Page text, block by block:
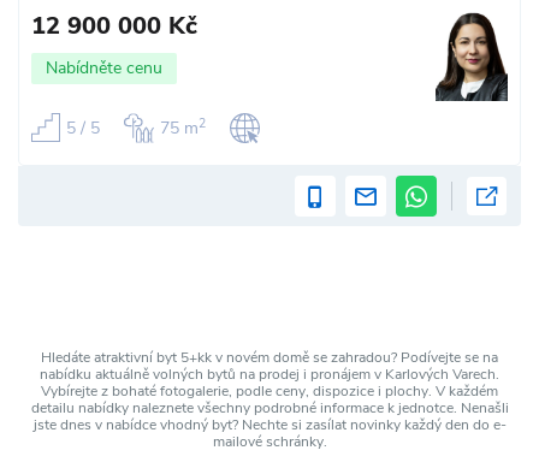
12 900 000 Kč
Nabídněte cenu
5 / 5 75 m2
Hledáte atraktivní byt 5+kk v novém domě se zahradou? Podívejte se na
nabídku aktuálně volných bytů na prodej i pronájem v Karlových Varech.
Vybírejte z bohaté fotogalerie, podle ceny, dispozice i plochy. V každém
detailu nabídky naleznete všechny podrobné informace k jednotce. Nenašli
jste dnes v nabídce vhodný byt? Nechte si zasílat novinky každý den do e-
mailové schránky.